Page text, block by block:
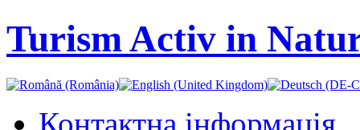
Turism Activ in
Контактна інформація